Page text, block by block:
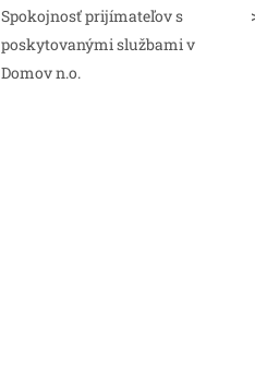
Spokojnosť prijímateľov s
poskytovanými službami v
Domov n.o.